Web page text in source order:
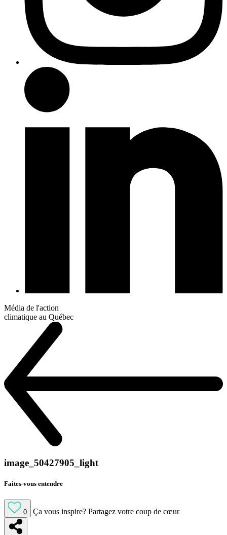
Média de l'action
climatique au Québec
image_50427905_light
Faites-vous entendre
0 Ça vous inspire? Partagez votre coup de cœur